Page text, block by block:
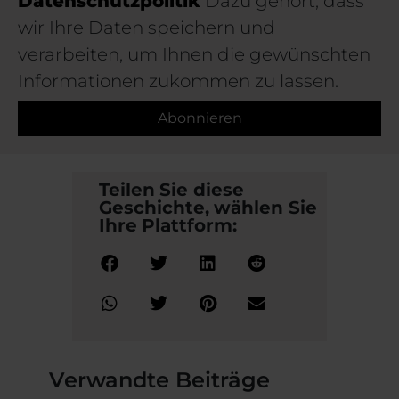
wir Ihre Daten speichern und
verarbeiten, um Ihnen die gewünschten
Informationen zukommen zu lassen.
Abonnieren
Teilen Sie diese
Geschichte, wählen Sie
Ihre Plattform:
Verwandte Beiträge